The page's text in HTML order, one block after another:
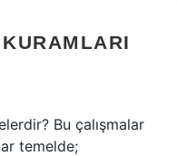
Bu çalışmalar
temelde;